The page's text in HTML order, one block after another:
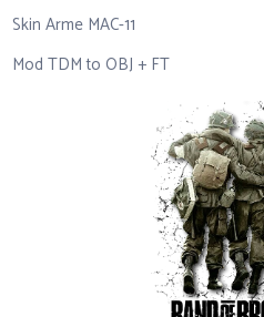
Skin Arme MAC-11
Mod TDM to OBJ + FT